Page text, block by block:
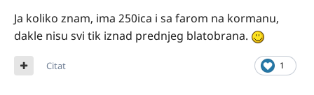
Ja koliko znam, ima 250ica i sa farom na kormanu,
dakle nisu svi tik iznad prednjeg blatobrana.
1
Citat